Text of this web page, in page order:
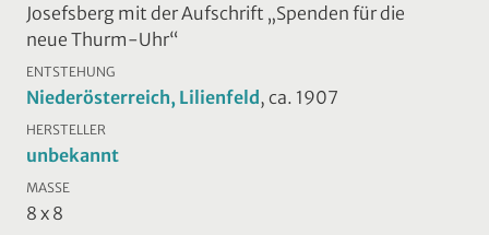
Josefsberg mit der Aufschrift „Spenden für die
neue Thurm-Uhr“
ENTSTEHUNG
Niederösterreich, Lilienfeld, ca. 1907
HERSTELLER
unbekannt
MASSE
8 x 8